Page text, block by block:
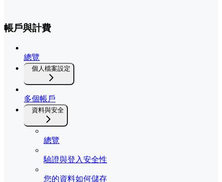
帳戶與計費
總覽
個人檔案設定
多個帳戶
資料與安全
總覽
驗證與登入安全性
您的資料如何儲存